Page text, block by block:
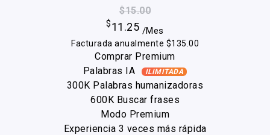
$15.00
$11.25 /Mes
Facturada anualmente $135.00
Comprar Premium
Palabras IA
ILIMITADA
300K Palabras humanizadoras
600K Buscar frases
Modo Premium
Experiencia 3 veces más rápida